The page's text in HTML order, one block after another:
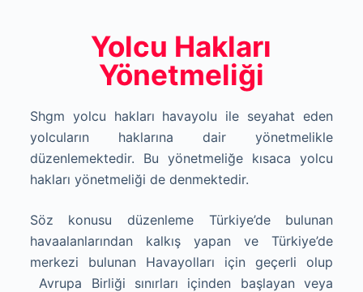
Yolcu Hakları
Yönetmeliği
Shgm yolcu hakları havayolu ile seyahat eden
yolcuların haklarına dair yönetmelikle
düzenlemektedir. Bu yönetmeliğe kısaca yolcu
hakları yönetmeliği de denmektedir.
Söz konusu düzenleme Türkiye’de bulunan
havaalanlarından kalkış yapan ve Türkiye’de
merkezi bulunan Havayolları için geçerli olup
Avrupa Birliği sınırları içinden başlayan veya